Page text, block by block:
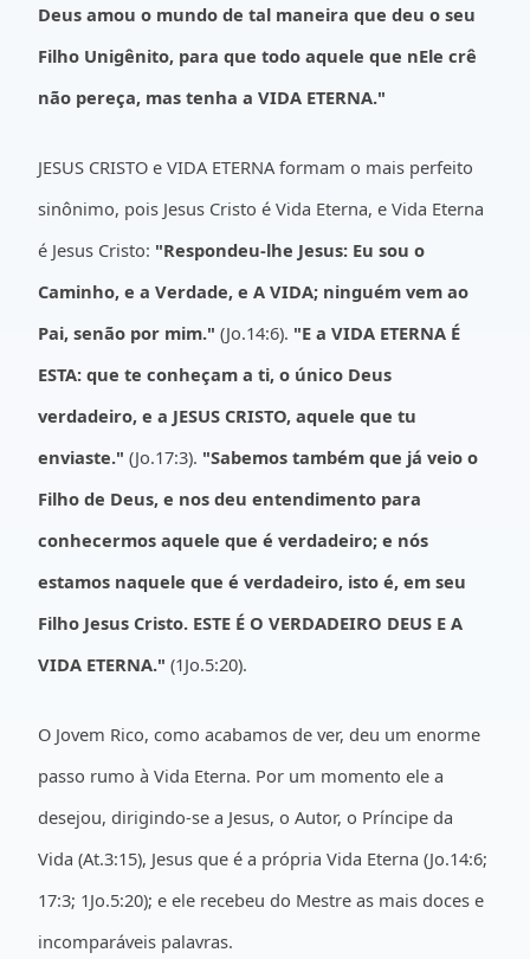
Deus amou o mundo de tal maneira que deu o seu
Filho Unigênito, para que todo aquele que nEle crê
não pereça, mas tenha a VIDA ETERNA."
JESUS CRISTO e VIDA ETERNA formam o mais perfeito
sinônimo, pois Jesus Cristo é Vida Eterna, e Vida Eterna
é Jesus Cristo: "Respondeu-lhe Jesus: Eu sou o
Caminho, e a Verdade, e A VIDA; ninguém vem ao
Pai, senão por mim." (Jo.14:6). "E a VIDA ETERNA É
ESTA: que te conheçam a ti, o único Deus
verdadeiro, e a JESUS CRISTO, aquele que tu
enviaste." (Jo.17:3). "Sabemos também que já veio o
Filho de Deus, e nos deu entendimento para
conhecermos aquele que é verdadeiro; e nós
estamos naquele que é verdadeiro, isto é, em seu
Filho Jesus Cristo. ESTE É O VERDADEIRO DEUS E A
VIDA ETERNA." (1Jo.5:20).
O Jovem Rico, como acabamos de ver, deu um enorme
passo rumo à Vida Eterna. Por um momento ele a
desejou, dirigindo-se a Jesus, o Autor, o Príncipe da
Vida (At.3:15), Jesus que é a própria Vida Eterna (Jo.14:6;
17:3; 1Jo.5:20); e ele recebeu do Mestre as mais doces e
incomparáveis palavras.